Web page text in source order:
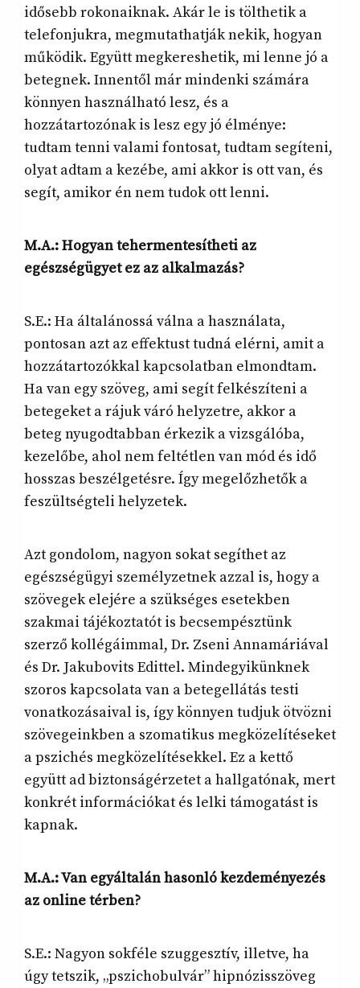
idősebb rokonaiknak. Akár le is tölthetik a
telefonjukra, megmutathatják nekik, hogyan
működik. Együtt megkereshetik, mi lenne jó a
betegnek. Innentől már mindenki számára
könnyen használható lesz, és a
hozzátartozónak is lesz egy jó élménye:
tudtam tenni valami fontosat, tudtam segíteni,
olyat adtam a kezébe, ami akkor is ott van, és
segít, amikor én nem tudok ott lenni.
M.A.: Hogyan tehermentesítheti az
egészségügyet ez az alkalmazás?
S.E.: Ha általánossá válna a használata,
pontosan azt az effektust tudná elérni, amit a
hozzátartozókkal kapcsolatban elmondtam.
Ha van egy szöveg, ami segít felkészíteni a
betegeket a rájuk váró helyzetre, akkor a
beteg nyugodtabban érkezik a vizsgálóba,
kezelőbe, ahol nem feltétlen van mód és idő
hosszas beszélgetésre. Így megelőzhetők a
feszültségteli helyzetek.
Azt gondolom, nagyon sokat segíthet az
egészségügyi személyzetnek azzal is, hogy a
szövegek elejére a szükséges esetekben
szakmai tájékoztatót is becsempésztünk
szerző kollégáimmal, Dr. Zseni Annamáriával
és Dr. Jakubovits Edittel. Mindegyikünknek
szoros kapcsolata van a betegellátás testi
vonatkozásaival is, így könnyen tudjuk ötvözni
szövegeinkben a szomatikus megközelítéseket
a pszichés megközelítésekkel. Ez a kettő
együtt ad biztonságérzetet a hallgatónak, mert
konkrét információkat és lelki támogatást is
kapnak.
M.A.: Van egyáltalán hasonló kezdeményezés
az online térben?
S.E.: Nagyon sokféle szuggesztív, illetve, ha
úgy tetszik, „pszichobulvár” hipnózisszöveg